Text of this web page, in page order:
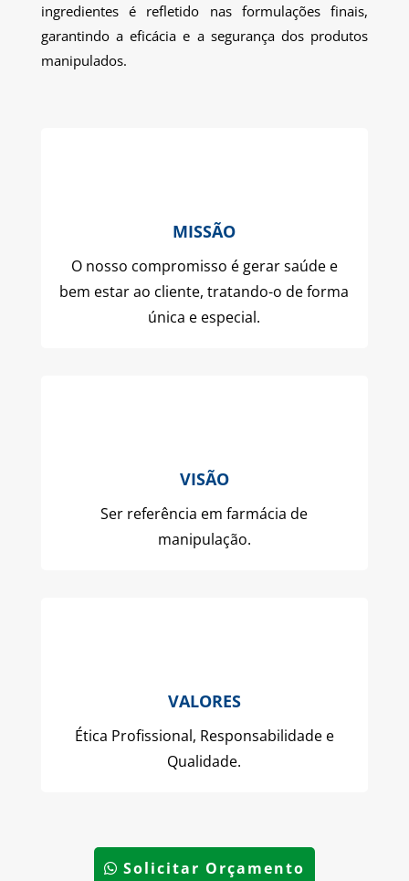
ingredientes é refletido nas formulações finais,
garantindo a eficácia e a segurança dos produtos
manipulados.
MISSÃO
O nosso compromisso é gerar saúde e
bem estar ao cliente, tratando-o de forma
única e especial.
VISÃO
Ser referência em farmácia de
manipulação.
VALORES
Ética Profissional, Responsabilidade e
Qualidade.
Solicitar Orçamento